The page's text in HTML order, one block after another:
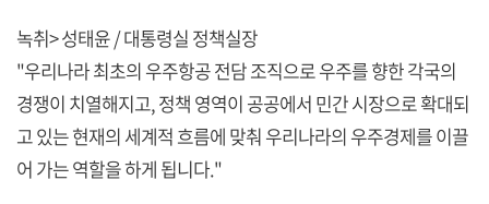
녹취> 성태윤 / 대통령실 정책실장
"우리나라 최초의 우주항공 전담 조직으로 우주를 향한 각국의
경쟁이 치열해지고, 정책 영역이 공공에서 민간 시장으로 확대되
고 있는 현재의 세계적 흐름에 맞춰 우리나라의 우주경제를 이끌
어 가는 역할을 하게 됩니다."